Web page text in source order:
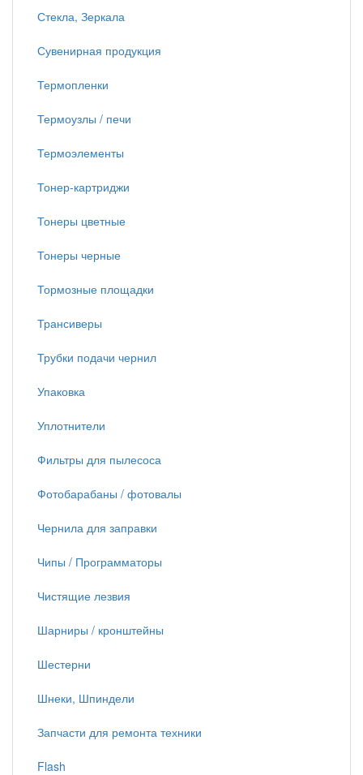
Стекла, Зеркала
Сувенирная продукция
Термопленки
Термоузлы / печи
Термоэлементы
Тонер-картриджи
Тонеры цветные
Тонеры черные
Тормозные площадки
Трансиверы
Трубки подачи чернил
Упаковка
Уплотнители
Фильтры для пылесоса
Фотобарабаны / фотовалы
Чернила для заправки
Чипы / Программаторы
Чистящие лезвия
Шарниры / кронштейны
Шестерни
Шнеки, Шпиндели
Запчасти для ремонта техники
Flash